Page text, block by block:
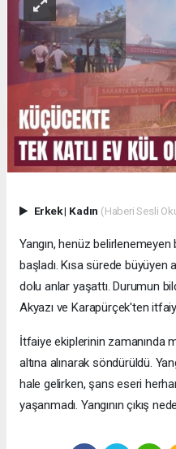
Erkek| Kadın (Haberi Sesli
Yangın, henüz belirlenemeyen
başladı. Kısa sürede
dolu anlar yaşattı. Durumun
Akyazı ve Karapürçek'ten
İtfaiye ekiplerinin zamanında
altına alınarak söndürüldü.
hale gelirken, şans eseri
yaşanmadı. Yangının çıkış